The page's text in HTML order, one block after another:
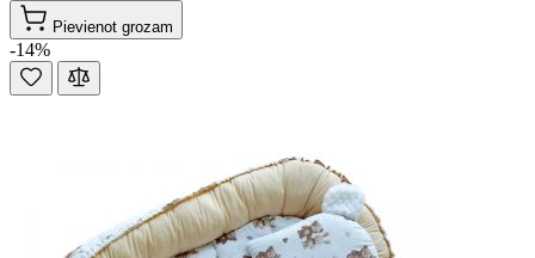
Pievienot grozam
-14%